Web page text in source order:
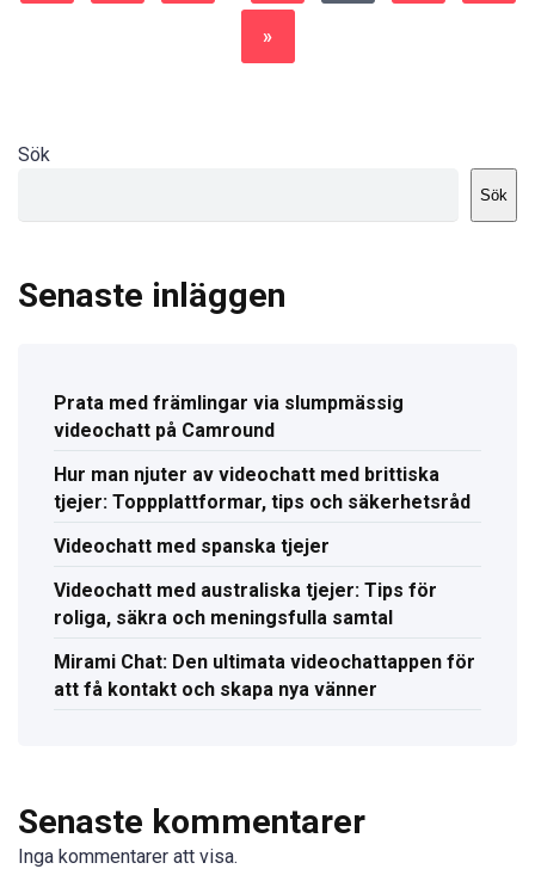
»
Sök
Sök
Senaste inläggen
Prata med främlingar via slumpmässig
videochatt på Camround
Hur man njuter av videochatt med brittiska
tjejer: Toppplattformar, tips och säkerhetsråd
Videochatt med spanska tjejer
Videochatt med australiska tjejer: Tips för
roliga, säkra och meningsfulla samtal
Mirami Chat: Den ultimata videochattappen för
att få kontakt och skapa nya vänner
Senaste kommentarer
Inga kommentarer att visa.